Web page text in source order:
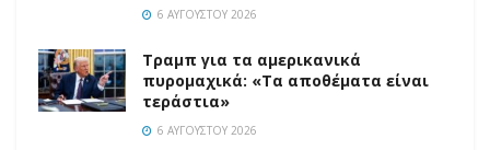
6 ΑΥΓΟΎΣΤΟΥ 2026
Τραμπ για τα αμερικανικά
πυρομαχικά: «Τα αποθέματα είναι
τεράστια»
6 ΑΥΓΟΎΣΤΟΥ 2026